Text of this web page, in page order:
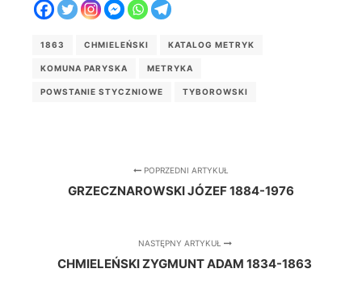
1863 CHMIELEŃSKI KATALOG METRYK
KOMUNA PARYSKA METRYKA
POWSTANIE STYCZNIOWE TYBOROWSKI
POPRZEDNI ARTYKUŁ
GRZECZNAROWSKI JÓZEF 1884-1976
NASTĘPNY ARTYKUŁ
CHMIELEŃSKI ZYGMUNT ADAM 1834-1863